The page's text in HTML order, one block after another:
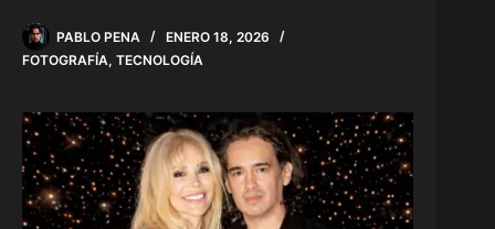
PABLO PENA
ENERO 18, 2026
FOTOGRAFÍA, TECNOLOGÍA